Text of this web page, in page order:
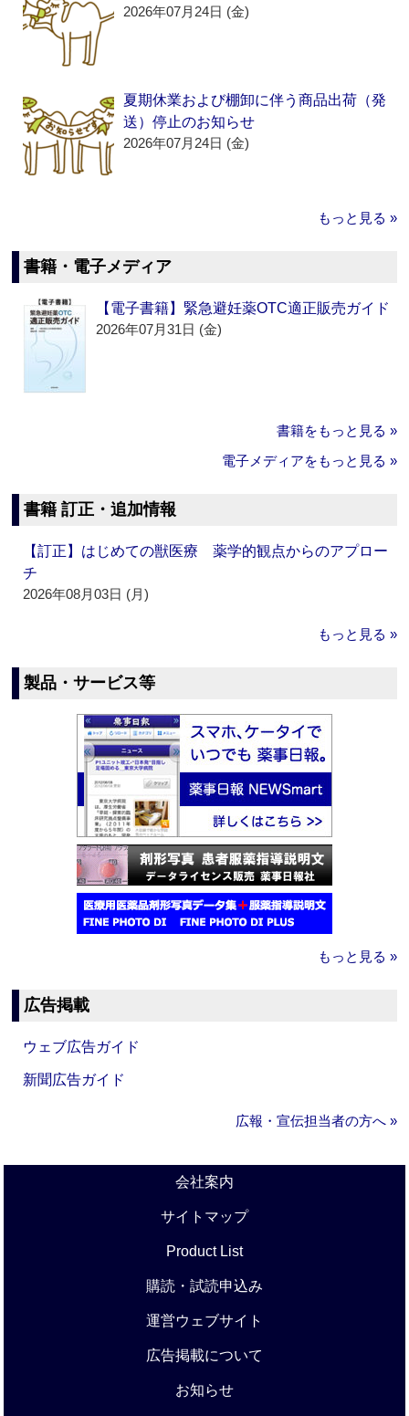
2026年07月24日 (金)
夏期休業および棚卸に伴う商品出荷（発
送）停止のお知らせ
2026年07月24日 (金)
もっと見る »
書籍・電子メディア
【電子書籍】緊急避妊薬OTC適正販売ガイド
2026年07月31日 (金)
書籍をもっと見る »
電子メディアをもっと見る »
書籍 訂正・追加情報
【訂正】はじめての獣医療 薬学的観点からのアプロー
チ
2026年08月03日 (月)
もっと見る »
製品・サービス等
もっと見る »
広告掲載
ウェブ広告ガイド
新聞広告ガイド
広報・宣伝担当者の方へ »
会社案内
サイトマップ
Product List
購読・試読申込み
運営ウェブサイト
広告掲載について
お知らせ